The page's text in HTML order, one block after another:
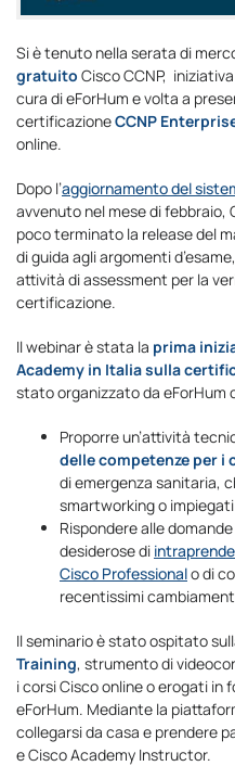
Si è tenuto nella serata di
gratuito Cisco CCNP,
cura di eForHum e volta a
certificazioneCCNP
online.
Dopo l’aggiornamento del
avvenuto nel mese di febbraio,
poco terminato la release del
di guida agli argomenti
attività di assessment per la
certificazione.
Il webinar è stata la prima
Academy in Italia sulla
stato organizzato da eForHum
Proporre un’attività
delle competenze per i
di emergenza sanitaria,
smartworking o
Rispondere alle
desiderose di
Cisco Professionalo di
recentissimi
Il seminario è stato ospitato
Training, strumento di
i corsi Cisco online o erogati in
eForHum. Mediante la
collegarsi da casa e prendere
e Cisco Academy Instructor.